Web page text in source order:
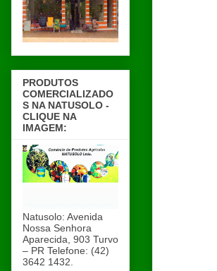
PRODUTOS
COMERCIALIZADO
S NA NATUSOLO -
CLIQUE NA
IMAGEM:
Natusolo: Avenida
Nossa Senhora
Aparecida, 903 Turvo
– PR Telefone: (42)
3642 1432.